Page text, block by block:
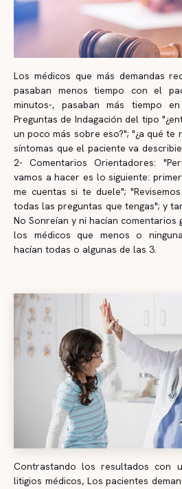
Los médicos que más demandas
pasaban menos tiempo con el
minutos-, pasaban más tiempo
Preguntas de Indagación del tipo
un poco más sobre eso?"; "¿a qué
síntomas que el paciente va
2- Comentarios Orientadores:
vamos a hacer es lo siguiente:
me cuentas si te duele";
todas las preguntas que tengas"; y
No Sonreían y ni hacían comentarios
los médicos que menos o
hacían todas o algunas de las 3.
Contrastando los resultados con
litigios médicos, Los pacientes